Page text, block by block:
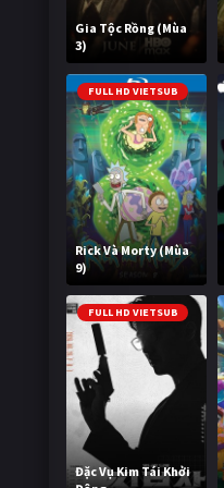
Gia Tộc Rồng (Mùa
3)
2,020,488 lượt xem
FULL HD VIETSUB
Rick Và Morty (Mùa
9)
2,996,034 lượt xem
FULL HD VIETSUB
Đặc Vụ Kim Tái Khởi